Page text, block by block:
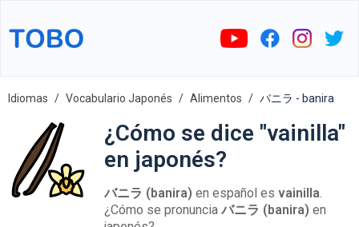
Idiomas Vocabulario Japonés Alimentos バニラ - banira
¿Cómo se dice "vainilla"
en japonés?
バニラ (banira) en español es vainilla.
¿Cómo se pronuncia バニラ (banira) en